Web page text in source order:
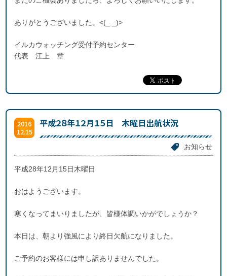
ありがとうございました。<(_ _)>
イルカウォッチング受付予約センター
代表 江上 章
2016
12.15
平成２８年１２月１５日 木曜日出航状況
お知らせ
平成28年12月15日木曜日
おはようございます。
寒くなってまいりましたが、皆様体調いかがでしょうか？
本日は、朝より強風により終日欠航になりました。
ご予約のお客様には申し訳ありませんでした。